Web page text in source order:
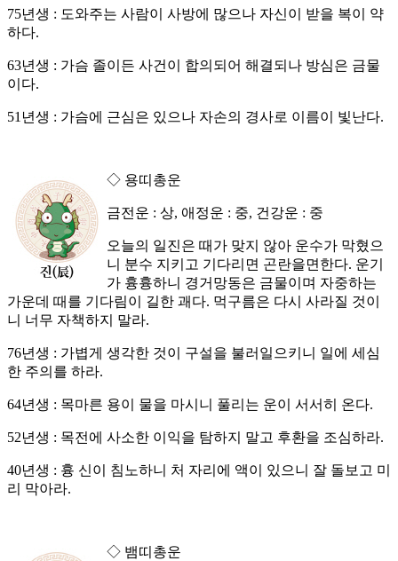
75년생 : 도와주는 사람이 사방에 많으나 자신이 받을 복이 약
하다.
63년생 : 가슴 졸이든 사건이 합의되어 해결되나 방심은 금물
이다.
51년생 : 가슴에 근심은 있으나 자손의 경사로 이름이 빛난다.
◇ 용띠총운
금전운 : 상, 애정운 : 중, 건강운 : 중
오늘의 일진은 때가 맞지 않아 운수가 막혔으
니 분수 지키고 기다리면 곤란을면한다. 운기
가 흉흉하니 경거망동은 금물이며 자중하는
가운데 때를 기다림이 길한 괘다. 먹구름은 다시 사라질 것이
니 너무 자책하지 말라.
76년생 : 가볍게 생각한 것이 구설을 불러일으키니 일에 세심
한 주의를 하라.
64년생 : 목마른 용이 물을 마시니 풀리는 운이 서서히 온다.
52년생 : 목전에 사소한 이익을 탐하지 말고 후환을 조심하라.
40년생 : 흉 신이 침노하니 처 자리에 액이 있으니 잘 돌보고 미
리 막아라.
◇ 뱀띠총운